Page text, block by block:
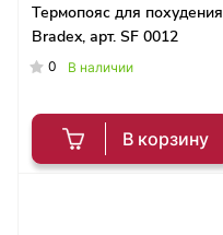
Термопояс для похудения
Bradex, арт. SF 0012
0 В наличии
В корзину